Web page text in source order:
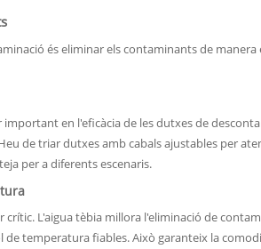
és eliminar els contaminants de
en l'eficàcia de les dutxes de
de triar dutxes amb cabals ajustables per
per a diferents escenaris.
L'aigua tèbia millora l'eliminació de
temperatura fiables. Això garanteix la